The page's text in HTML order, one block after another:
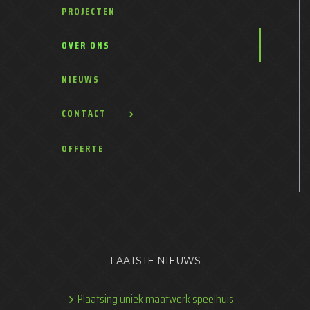
PROJECTEN
OVER ONS
NIEUWS
CONTACT
OFFERTE
LAATSTE NIEUWS
Plaatsing uniek maatwerk speelhuis